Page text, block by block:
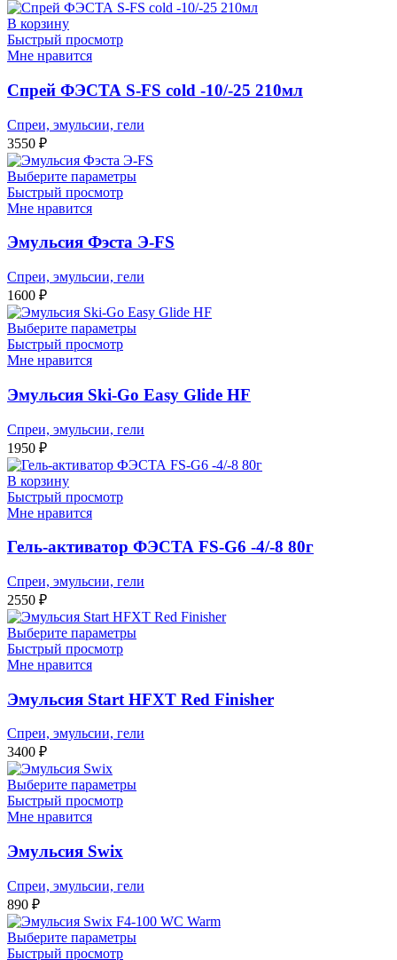
В корзину
Быстрый просмотр
Мне нравится
Спрей ФЭСТА S-FS cold -10/-25 210мл
Спреи, эмульсии, гели
3550 ₽
Выберите параметры
Быстрый просмотр
Мне нравится
Эмульсия Фэста Э-FS
Спреи, эмульсии, гели
1600 ₽
Выберите параметры
Быстрый просмотр
Мне нравится
Эмульсия Ski-Go Easy Glide HF
Спреи, эмульсии, гели
1950 ₽
В корзину
Быстрый просмотр
Мне нравится
Гель-активатор ФЭСТА FS-G6 -4/-8 80г
Спреи, эмульсии, гели
2550 ₽
Выберите параметры
Быстрый просмотр
Мне нравится
Эмульсия Start HFXT Red Finisher
Спреи, эмульсии, гели
3400 ₽
Выберите параметры
Быстрый просмотр
Мне нравится
Эмульсия Swix
Спреи, эмульсии, гели
890 ₽
Выберите параметры
Быстрый просмотр